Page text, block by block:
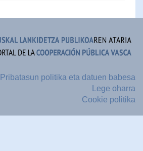
Pribatasun politika eta datuen babesa
Lege oharra
Cookie politika